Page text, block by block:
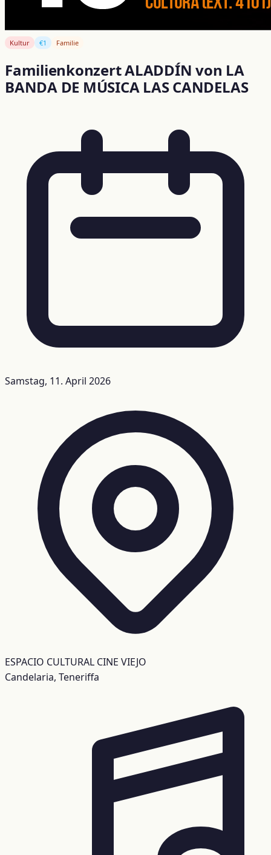
Kultur €1 Familie
Familienkonzert ALADDÍN von LA
BANDA DE MÚSICA LAS CANDELAS
Samstag, 11. April 2026
ESPACIO CULTURAL CINE VIEJO
Candelaria, Teneriffa